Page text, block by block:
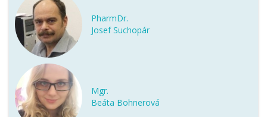
PharmDr.
Josef Suchopár
Mgr.
Beáta Bohnerová